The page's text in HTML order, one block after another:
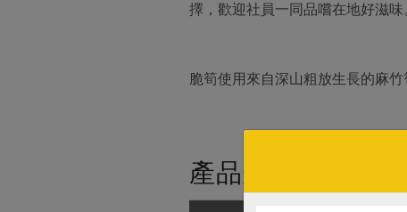
擇，歡迎社員一同品嚐在地好滋味
脆筍使用來自深山粗放生長的麻
產品規格(*為合作